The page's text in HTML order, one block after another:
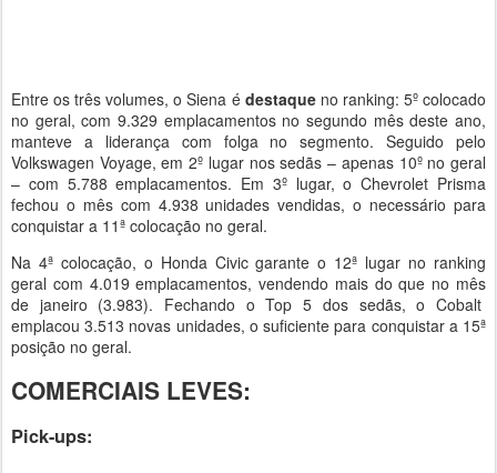
Entre os três volumes, o Siena é destaqueno ranking: 5º colocado
no geral, com 9.329 emplacamentos no segundo mês deste ano,
manteve a liderança com folga no segmento. Seguido pelo
Volkswagen Voyage, em 2º lugar nos sedãs – apenas 10º no geral
– com 5.788 emplacamentos. Em 3º lugar, o Chevrolet Prisma
fechou o mês com 4.938 unidades vendidas, o necessário para
conquistar a 11ª colocação no geral.
Na 4ª colocação, o Honda Civic garante o 12ª lugar no ranking
geral com 4.019 emplacamentos, vendendo mais do que no mês
de janeiro (3.983). Fechando o Top 5 dos sedãs, o Cobalt
emplacou 3.513 novas unidades, o suficiente para conquistar a 15ª
posição no geral.
COMERCIAIS LEVES:
Pick-ups: